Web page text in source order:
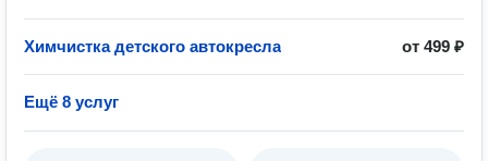
Химчистка детского автокресла от 499 ₽
Ещё 8 услуг